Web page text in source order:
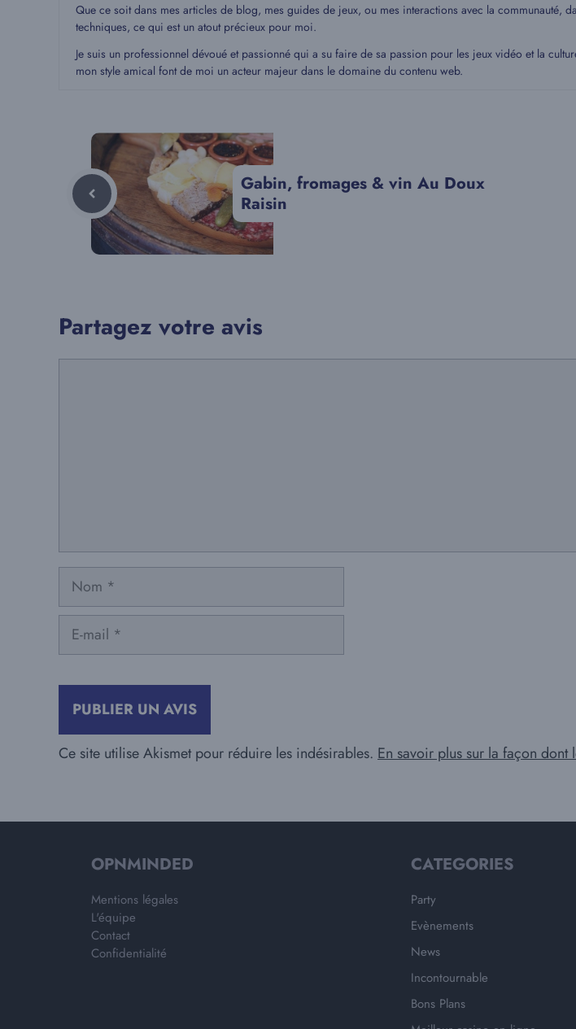
Que ce soit dans mes articles de blog, mes guides de jeux, ou mes interactions avec la communauté,
techniques, ce qui est un atout précieux pour moi.
Je suis un professionnel dévoué et passionné qui a su faire de sa passion pour les jeux vidéo et la
mon style amical font de moi un acteur majeur dans le domaine du contenu web.
Gabin, fromages & vin Au Doux
Raisin
Partagez votre avis
Nom
mail
Ce site utilise Akismet pour réduire les indésirables. En savoir plus sur la façon dont
OPNMINDED
Mentions légales
L'équipe
Contact
Confidentialité
CATEGORIES
Party
Evènements
News
Incontournable
Bons Plans